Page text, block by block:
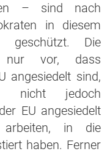
– sind nach
in diesem
geschützt. Die
nur vor, dass
angesiedelt sind,
nicht jedoch
EU angesiedelt
in die
haben. Ferner